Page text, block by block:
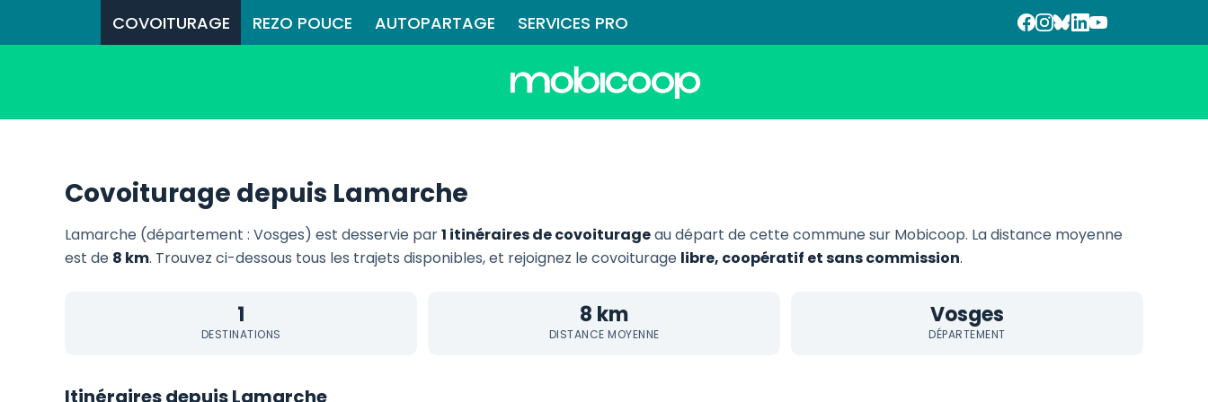
COVOITURAGE REZO POUCE AUTOPARTAGE SERVICES PRO
Covoiturage depuis Lamarche
Lamarche (département : Vosges) est desservie par1 itinéraires de covoiturageau départ de cette commune sur Mobicoop. La distance moyenne
est de 8 km. Trouvez ci-dessous tous les trajets disponibles, et rejoignez le covoiturage libre, coopératif et sans commission.
1
DESTINATIONS
8 km
DISTANCE MOYENNE
Vosges
DÉPARTEMENT
Itinéraires depuis Lamarche